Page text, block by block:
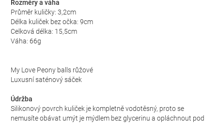
Rozměry a váha
Průměr kuličky: 3,2cm
Délka kuliček bez očka: 9cm
Celková délka: 15,5cm
Váha: 66g
My Love Peony balls růžové
Luxusní saténový sáček
Údržba
Silikonový povrch kuliček je kompletně vodotěsný, proto se
nemusíte obávat umýt je mýdlem bez glycerinu a opláchnout pod